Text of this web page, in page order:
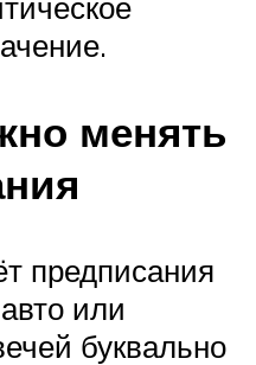
менять
предписания
или
буквально